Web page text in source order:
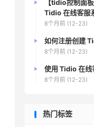
【tidio控制面
Tidio 在线客服
8个月前 (12-23)
如何注册创建
8个月前 (12-23)
使用 Tidio 在线
8个月前 (12-23)
热门标签